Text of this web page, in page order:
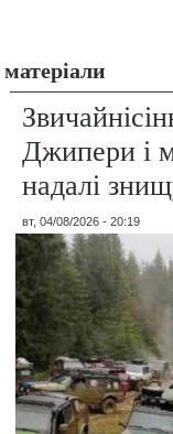
матеріали
Джипери і
надалі
вт, 04/08/2026 - 20:19